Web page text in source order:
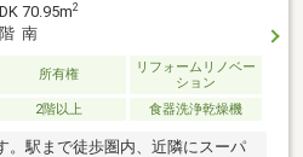
70.95m2
南
所有権
リフォームリノベー
ション
2階以上 食器洗浄乾燥機
。駅まで徒歩圏内、近隣にスーパ